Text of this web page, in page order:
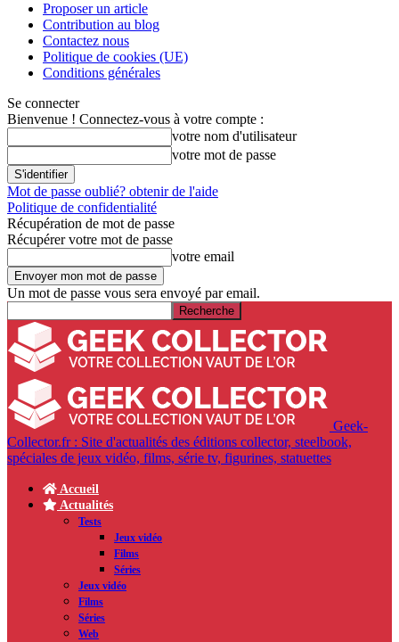
Proposer un article
Contribution au blog
Contactez nous
Politique de cookies (UE)
Conditions générales
Se connecter
Bienvenue ! Connectez-vous à votre compte :
votre nom d'utilisateur
votre mot de passe
Mot de passe oublié? obtenir de l'aide
Politique de confidentialité
Récupération de mot de passe
Récupérer votre mot de passe
votre email
Un mot de passe vous sera envoyé par email.
Geek-
Collector.fr : Site d'actualités des éditions collector, steelbook,
spéciales de jeux vidéo, films, série tv, figurines, statuettes
Accueil
Actualités
Tests
Jeux vidéo
Films
Séries
Jeux vidéo
Films
Séries
Web